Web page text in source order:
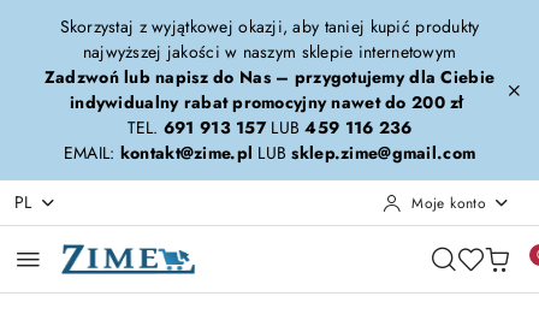
Przejdź do treści głównej
Przejdź do wyszukiwarki
Przejdź do moje konto
Przejdź do menu głównego
Przejdź do opisu produktu
Przejdź do stopki
Skorzystaj z wyjątkowej okazji, aby taniej kupić produkty
najwyższej jakości w naszym sklepie internetowym
Zadzwoń lub napisz do Nas – przygotujemy dla Ciebie
indywidualny rabat promocyjny nawet do 200 zł
TEL. 691 913 157LUB459 116 236
EMAIL: kontakt@zime.pl LUBsklep.zime@gmail.com
PL Moje konto